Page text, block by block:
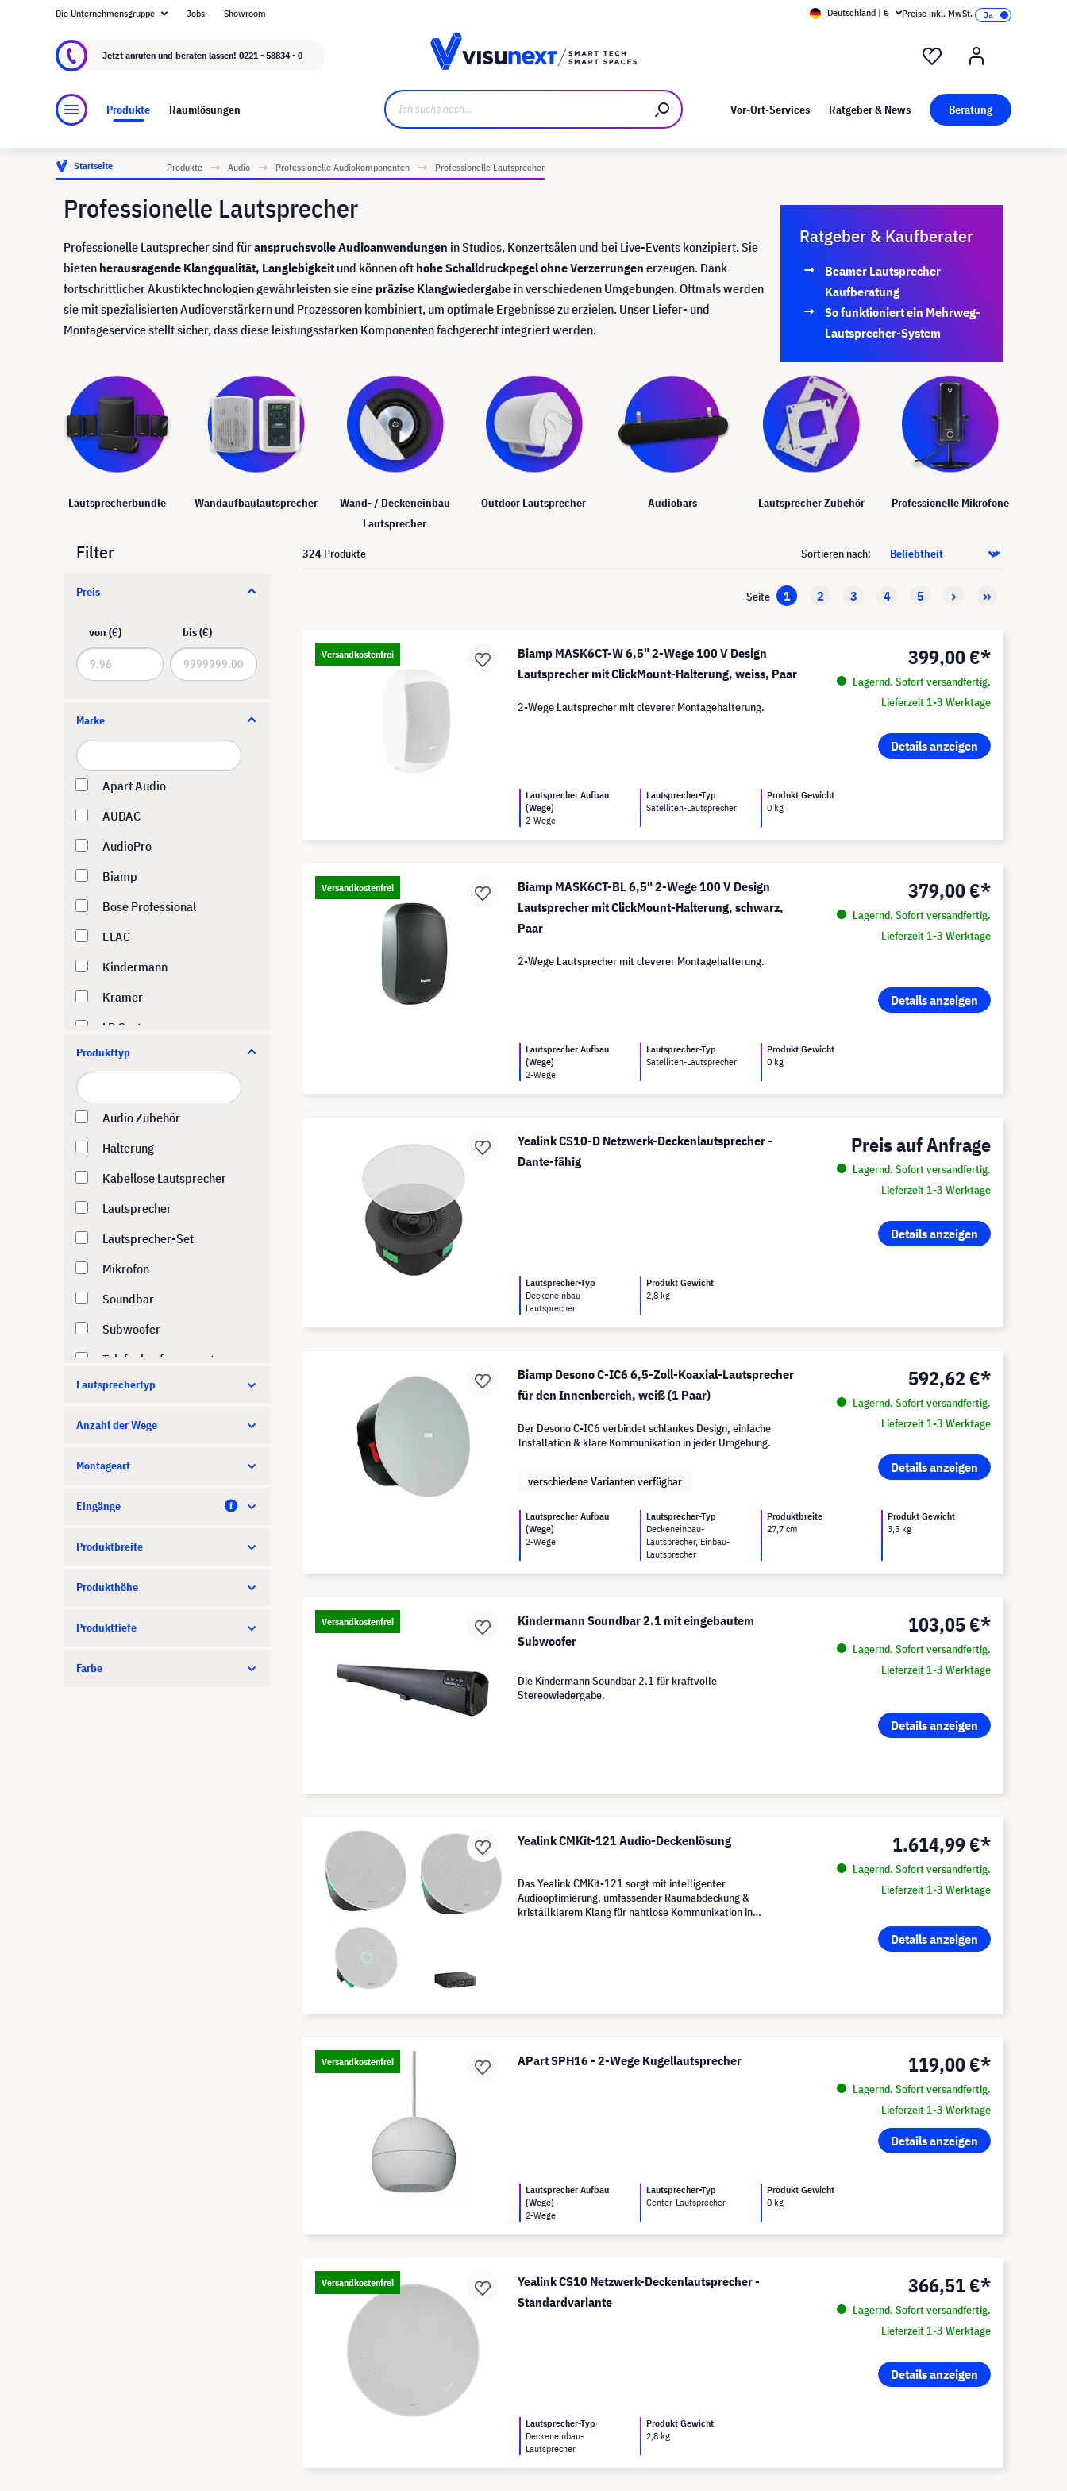
Über visunext.de Kunst bei visunext
Die Unternehmensgruppe Jobs Showroom Deutschland | € Preise inkl. MwSt.
Jetzt anrufen und beraten lassen! 0221 - 58834 - 0
Produkte Raumlösungen Vor-Ort-Services Ratgeber & News Beratung
Startseite Produkte Audio Professionelle Audiokomponenten Professionelle Lautsprecher
Professionelle Lautsprecher
Professionelle Lautsprecher sind füranspruchsvolle Audioanwendungen in Studios, Konzertsälen und bei Live-Events konzipiert. Sie
bieten herausragende Klangqualität, Langlebigkeit und können oft hohe Schalldruckpegel ohne Verzerrungen erzeugen. Dank
fortschrittlicher Akustiktechnologien gewährleisten sie eine präzise Klangwiedergabe in verschiedenen Umgebungen. Oftmals werden
sie mit spezialisierten Audioverstärkern und Prozessoren kombiniert, um optimale Ergebnisse zu erzielen. Unser Liefer- und
Montageservice stellt sicher, dass diese leistungsstarken Komponenten fachgerecht integriert werden.
Ratgeber & Kaufberater
Beamer Lautsprecher
Kaufberatung
So funktioniert ein Mehrweg-
Lautsprecher-System
Lautsprecherbundle Wandaufbaulautsprecher
Wand- / Deckeneinbau
Lautsprecher
Outdoor Lautsprecher Audiobars Lautsprecher Zubehör Professionelle Mikrofone
Filter
Preis
von (€) bis (€)
Marke
Apart Audio
AUDAC
AudioPro
Biamp
Bose Professional
ELAC
Kindermann
Kramer
LD Systems
Logitech
Paradigm
Shure
Sonos
Visaton
Vision
Yamaha
Yealink
Produkttyp
Audio Zubehör
Halterung
Kabellose Lautsprecher
Lautsprecher
Lautsprecher-Set
Mikrofon
Soundbar
Subwoofer
Telefonkonferenzsystem
Verstärker
Lautsprechertyp
Anzahl der Wege
Montageart
Eingänge
Produktbreite
Produkthöhe
Produkttiefe
Farbe
324 Produkte Sortieren nach:
Seite 1 2 3 4 5
Versandkostenfrei
Biamp MASK6CT-W 6,5" 2-Wege 100 V Design
Lautsprecher mit ClickMount-Halterung, weiss, Paar
399,00 €*
Lagernd. Sofort versandfertig.
Lieferzeit 1-3 Werktage
Details anzeigen
2-Wege Lautsprecher mit cleverer Montagehalterung.
Lautsprecher Aufbau
(Wege)
2-Wege
Lautsprecher-Typ
Satelliten-Lautsprecher
Produkt Gewicht
0 kg
Versandkostenfrei
Biamp MASK6CT-BL 6,5" 2-Wege 100 V Design
Lautsprecher mit ClickMount-Halterung, schwarz,
Paar
379,00 €*
Lagernd. Sofort versandfertig.
Lieferzeit 1-3 Werktage
Details anzeigen
2-Wege Lautsprecher mit cleverer Montagehalterung.
Lautsprecher Aufbau
(Wege)
2-Wege
Lautsprecher-Typ
Satelliten-Lautsprecher
Produkt Gewicht
0 kg
Yealink CS10-D Netzwerk-Deckenlautsprecher -
Dante-fähig
Preis auf Anfrage
Lagernd. Sofort versandfertig.
Lieferzeit 1-3 Werktage
Details anzeigen
Lautsprecher-Typ
Deckeneinbau-
Lautsprecher
Produkt Gewicht
2,8 kg
Biamp Desono C-IC6 6,5-Zoll-Koaxial-Lautsprecher
für den Innenbereich, weiß (1 Paar)
592,62 €*
Lagernd. Sofort versandfertig.
Lieferzeit 1-3 Werktage
Details anzeigen
Der Desono C-IC6 verbindet schlankes Design, einfache
Installation & klare Kommunikation in jeder Umgebung.
verschiedene Varianten verfügbar
Lautsprecher Aufbau
(Wege)
2-Wege
Lautsprecher-Typ
Deckeneinbau-
Lautsprecher, Einbau-
Lautsprecher
Produktbreite
27,7 cm
Produkt Gewicht
3,5 kg
Versandkostenfrei
Kindermann Soundbar 2.1 mit eingebautem
Subwoofer
103,05 €*
Lagernd. Sofort versandfertig.
Lieferzeit 1-3 Werktage
Details anzeigen
Die Kindermann Soundbar 2.1 für kraftvolle
Stereowiedergabe.
Yealink CMKit-121 Audio-Deckenlösung 1.614,99 €*
Lagernd. Sofort versandfertig.
Lieferzeit 1-3 Werktage
Details anzeigen
Das Yealink CMKit-121 sorgt mit intelligenter
Audiooptimierung, umfassender Raumabdeckung &
kristallklarem Klang für nahtlose Kommunikation in
Versandkostenfrei APart SPH16 - 2-Wege Kugellautsprecher 119,00 €*
Lagernd. Sofort versandfertig.
Lieferzeit 1-3 Werktage
Details anzeigen
Lautsprecher Aufbau
(Wege)
2-Wege
Lautsprecher-Typ
Center-Lautsprecher
Produkt Gewicht
0 kg
Versandkostenfrei
Yealink CS10 Netzwerk-Deckenlautsprecher -
Standardvariante
366,51 €*
Lagernd. Sofort versandfertig.
Lieferzeit 1-3 Werktage
Details anzeigen
Lautsprecher-Typ
Deckeneinbau-
Lautsprecher
Produkt Gewicht
2,8 kg